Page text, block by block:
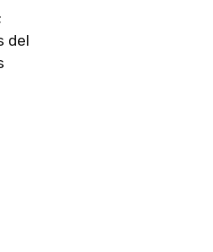
del